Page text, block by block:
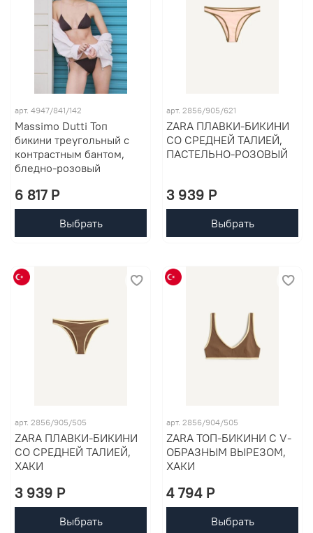
арт. 4947/841/142
Massimo Dutti Топ
бикини треугольный с
контрастным бантом,
бледно-розовый
6 817 P
Выбрать
арт. 2856/905/621
ZARA ПЛАВКИ-БИКИНИ
СО СРЕДНЕЙ ТАЛИЕЙ,
ПАСТЕЛЬНО-РОЗОВЫЙ
3 939 P
Выбрать
арт. 2856/905/505
ZARA ПЛАВКИ-БИКИНИ
СО СРЕДНЕЙ ТАЛИЕЙ,
ХАКИ
3 939 P
Выбрать
арт. 2856/904/505
ZARA ТОП-БИКИНИ С V-
ОБРАЗНЫМ ВЫРЕЗОМ,
ХАКИ
4 794 P
Выбрать